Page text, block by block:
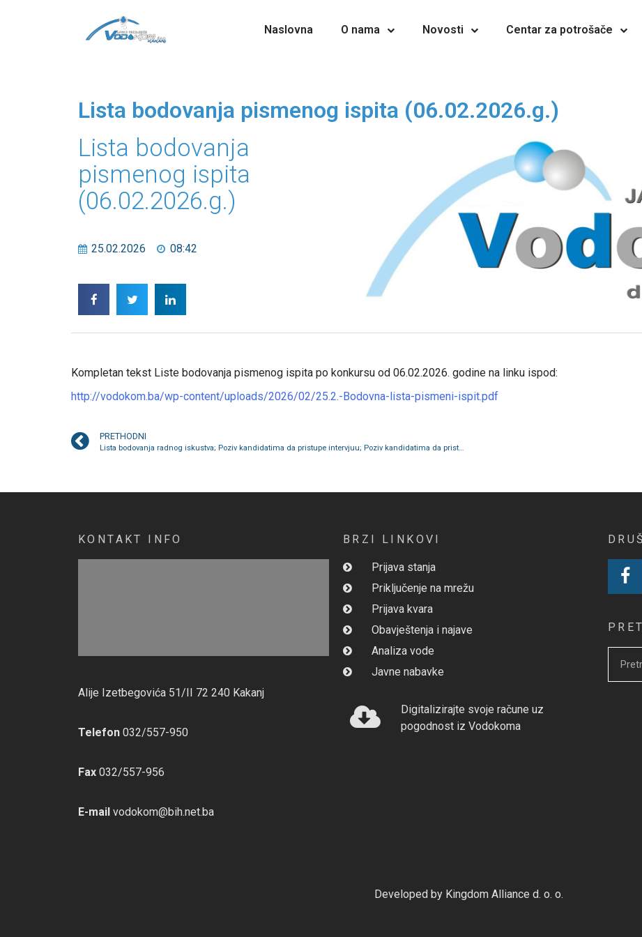
Naslovna O nama Novosti Centar za potrošače
Lista bodovanja pismenog ispita (06.02.2026.g.)
Lista bodovanja
pismenog ispita
(06.02.2026.g.)
25.02.2026 08:42
Kompletan tekst Liste bodovanja pismenog ispita po konkursu od 06.02.2026. godine na linku ispod:
http://vodokom.ba/wp-content/uploads/2026/02/25.2.-Bodovna-lista-pismeni-ispit.pdf
PRETHODNI
Lista bodovanja radnog iskustva; Poziv kandidatima da pristupe intervjuu; Poziv kandidatima da pristupe pismenom dijelu ispita
KONTAKT INFO
Alije Izetbegovića 51/II 72 240 Kakanj
Telefon 032/557-950
Fax 032/557-956
E-mail vodokom@bih.net.ba
BRZI LINKOVI
Prijava stanja
Priključenje na mrežu
Prijava kvara
Obavještenja i najave
Analiza vode
Javne nabavke
Digitalizirajte svoje račune uz
pogodnost iz Vodokoma
Developed by Kingdom Alliance d. o. o.